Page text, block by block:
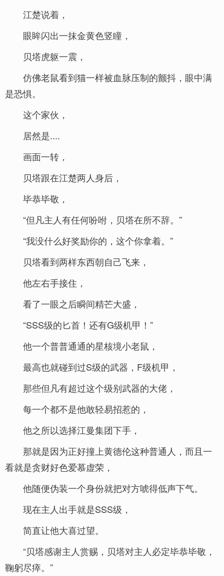
江楚说着，
眼眸闪出一抹金黄色竖瞳，
贝塔虎躯一震，
仿佛老鼠看到猫一样被血脉压制的颤抖，眼中满
是恐惧。
这个家伙，
居然是....
画面一转，
贝塔跟在江楚两人身后，
毕恭毕敬，
“但凡主人有任何吩咐，贝塔在所不辞。”
“我没什么好奖励你的，这个你拿着。”
贝塔看到两样东西朝自己飞来，
他左右手接住，
看了一眼之后瞬间精芒大盛，
“SSS级的匕首！还有G级机甲！”
他一个普普通通的星核境小老鼠，
最高也就碰到过S级的武器，F级机甲，
那些但凡有超过这个级别武器的大佬，
每一个都不是他敢轻易招惹的，
他之所以选择江曼集团下手，
那就是因为正好撞上黄德伦这种普通人，而且一
看就是贪财好色爱慕虚荣，
他随便伪装一个身份就把对方唬得低声下气。
现在主人出手就是SSS级，
简直让他大喜过望。
“贝塔感谢主人赏赐，贝塔对主人必定毕恭毕敬，
鞠躬尽瘁。”